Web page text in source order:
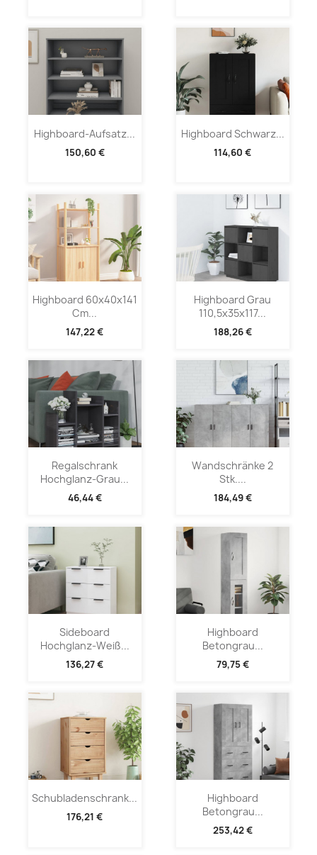
Highboard-Aufsatz...
150,60 €
Highboard Schwarz...
114,60 €
Highboard 60x40x141
Cm...
147,22 €
Highboard Grau
110,5x35x117...
188,26 €
Regalschrank
Hochglanz-Grau...
46,44 €
Wandschränke 2
Stk....
184,49 €
Sideboard
Hochglanz-Weiß...
136,27 €
Highboard
Betongrau...
79,75 €
Schubladenschrank...
176,21 €
Highboard
Betongrau...
253,42 €